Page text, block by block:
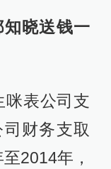
晓送钱一
咪表公司支
财务支取
2014年，